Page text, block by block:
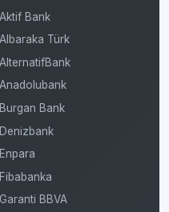
Aktif Bank
Albaraka Türk
AlternatifBank
Anadolubank
Burgan Bank
Denizbank
Enpara
Fibabanka
Garanti BBVA